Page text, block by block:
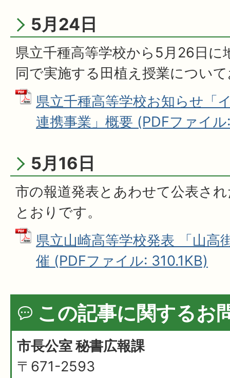
5月24日
県立千種高等学校から5月26日に
同で実施する田植え授業につい
県立千種高等学校お知らせ「
連携事業」概要 (PDFファイ
5月16日
市の報道発表とあわせて公表さ
とおりです。
県立山崎高等学校発表 「山高
催 (PDFファイル: 310.1KB)
この記事に関するお
市長公室 秘書広報課
〒671-2593